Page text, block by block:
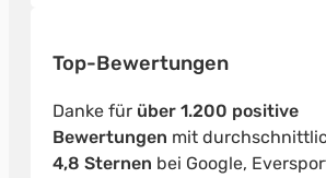
Top-Bewertungen
Danke für über 1.200 positive
Bewertungen mit
4,8 Sternen bei Google,